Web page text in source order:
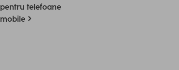
pentru telefoane
mobile